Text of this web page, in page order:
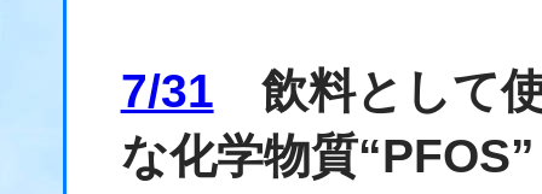
7/31 飲料として
な化学物質